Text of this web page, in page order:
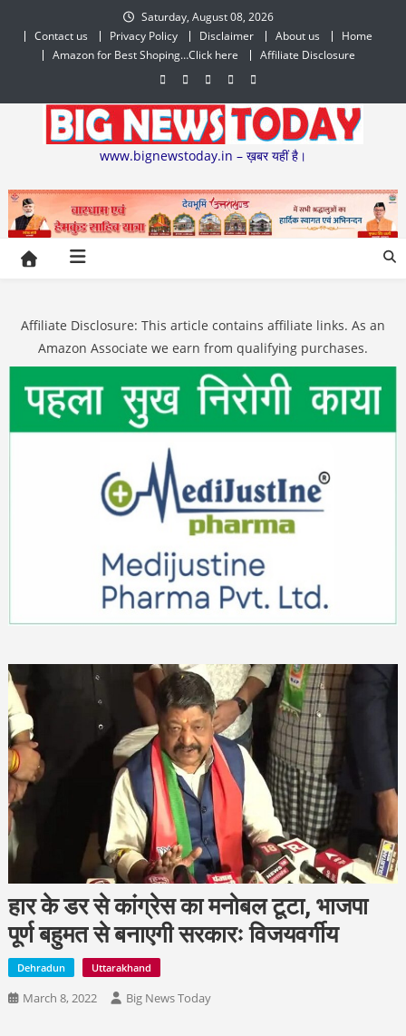
content
Saturday, August 08, 2026
Contact us
Privacy Policy Disclaimer About us
Home
Amazon for Best Shoping…Click here
Affiliate Disclosure
www.bignewstoday.in – ख़बर यहीं है।
Affiliate Disclosure: This article contains affiliate links. As an
Amazon Associate we earn from qualifying purchases.
हार के डर से कांग्रेस का मनोबल टूटा, भाजपा
पूर्ण बहुमत से बनाएगी सरकारः विजयवर्गीय
Dehradun Uttarakhand
March 8, 2022 Big News Today